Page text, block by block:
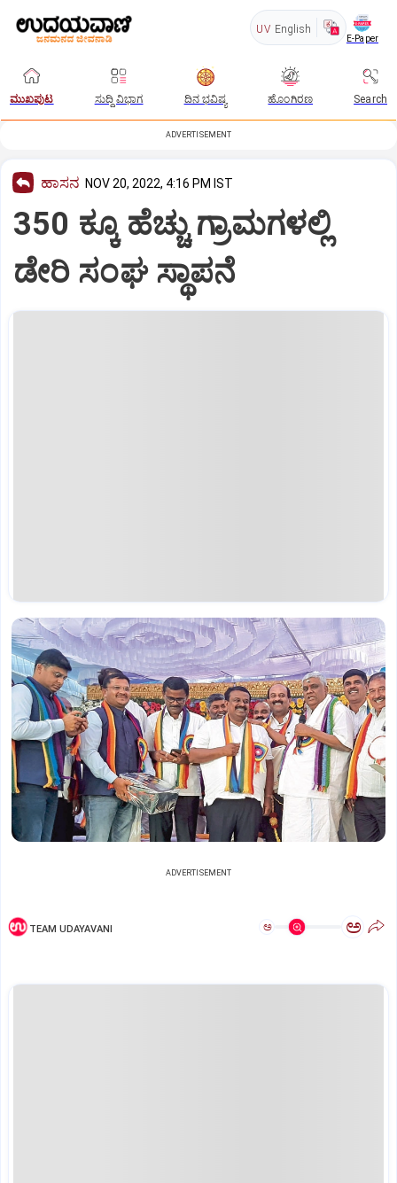
UV English
E-Paper
ಮುಖಪುಟ ಸುದ್ದಿ ವಿಭಾಗ ದಿನ ಭವಿಷ್ಯ ಹೊಂಗಿರಣ Search
ADVERTISEMENT
ಹಾಸನ NOV 20, 2022, 4:16 PM IST
350 ಕ್ಕೂ ಹೆಚ್ಚು ಗ್ರಾಮಗಳಲ್ಲಿ
ಡೇರಿ ಸಂಘ ಸ್ಥಾಪನೆ
ADVERTISEMENT
TEAM UDAYAVANI ಅ ಅ